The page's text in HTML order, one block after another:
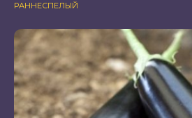
РАННЕСПЕЛЫЙ